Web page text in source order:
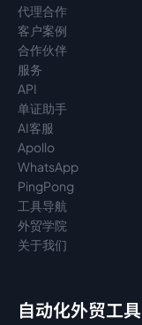
代理合作
客户案例
合作伙伴
服务
API
单证助手
AI客服
Apollo
WhatsApp
PingPong
工具导航
外贸学院
关于我们
自动化外贸工具